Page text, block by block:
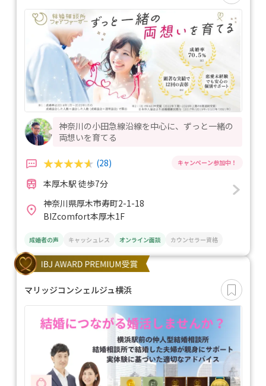
神奈川の小田急線沿線を中心に、ずっと一緒の
両想いを育てる
(28)
本厚木駅 徒歩7分
神奈川県厚木市寿町2-1-18
BIZcomfort本厚木1F
成婚者の声 キャッシュレス オンライン面談 カウンセラー資格
マリッジコンシェルジュ横浜